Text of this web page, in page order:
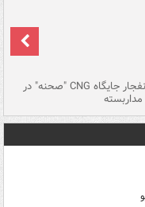
لحظه انفجار جایگاه CNG "صحنه" در